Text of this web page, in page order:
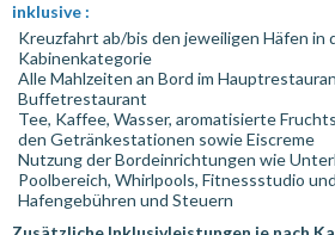
inklusive :
Kreuzfahrt ab/bis den jeweiligen Häfen in
Kabinenkategorie
Alle Mahlzeiten an Bord im
Buffetrestaurant
Tee, Kaffee, Wasser, aromatisierte
den Getränkestationen sowie Eiscreme
Nutzung der Bordeinrichtungen wie
Poolbereich, Whirlpools, Fitnessstudio
Hafengebühren und Steuern